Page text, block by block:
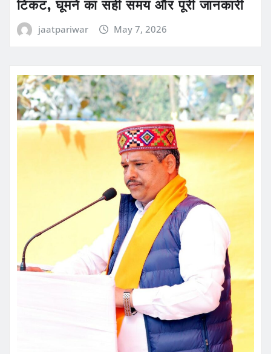
टिकट, घूमने का सही समय और पूरी जानकारी
jaatpariwar May 7, 2026